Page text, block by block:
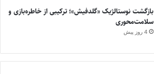
بازگشت نوستالژیک «گلدفیش»؛ ترکیبی از خاطره‌بازی و
سلامت‌محوری
4 روز پیش